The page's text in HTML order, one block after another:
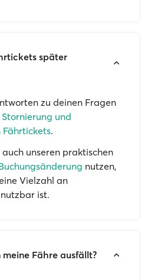
später
zu deinen Fragen
und
Fährtickets.
unseren praktischen
nutzen,
Vielzahl an
ist.
Fähre ausfällt?